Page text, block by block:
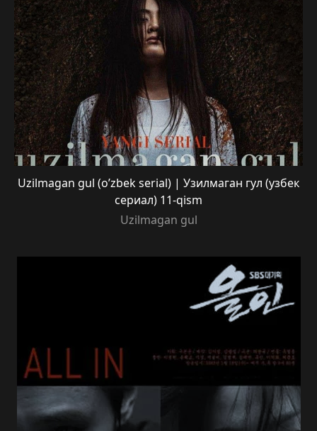
Uzilmagan gul (o’zbek serial) | Узилмаган гул (узбек
сериал) 11-qism
Uzilmagan gul